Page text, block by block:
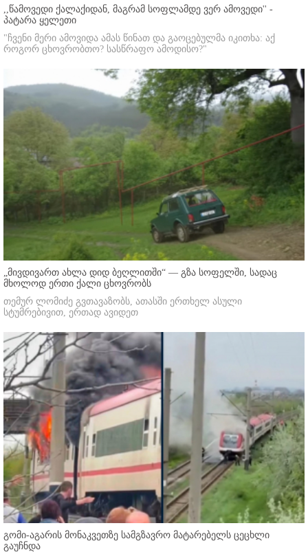
,,წამოვედი ქალაქიდან, მაგრამ სოფლამდე ვერ ამოვედი'' -
პატარა ყელეთი
"ჩვენი მერი ამოვიდა ამას წინათ და გაოცებულმა იკითხა: აქ
როგორ ცხოვრობთო? სასწრაფო ამოდისო?"
„მივდივართ ახლა დიდ ბეღლითში“ — გზა სოფელში, სადაც
მხოლოდ ერთი ქალი ცხოვრობს
თემურ ლომიძე გვთავაზობს, ათასში ერთხელ ასული
სტუმრებივით, ერთად ავიდეთ
გომი-აგარის მონაკვეთზე სამგზავრო მატარებელს ცეცხლი
გაუჩნდა